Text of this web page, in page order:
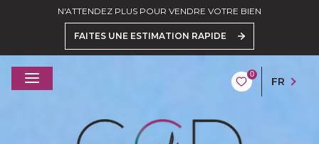
N'ATTENDEZ PLUS POUR VENDRE VOTRE BIEN
FAITES UNE ESTIMATION RAPIDE
0
FR